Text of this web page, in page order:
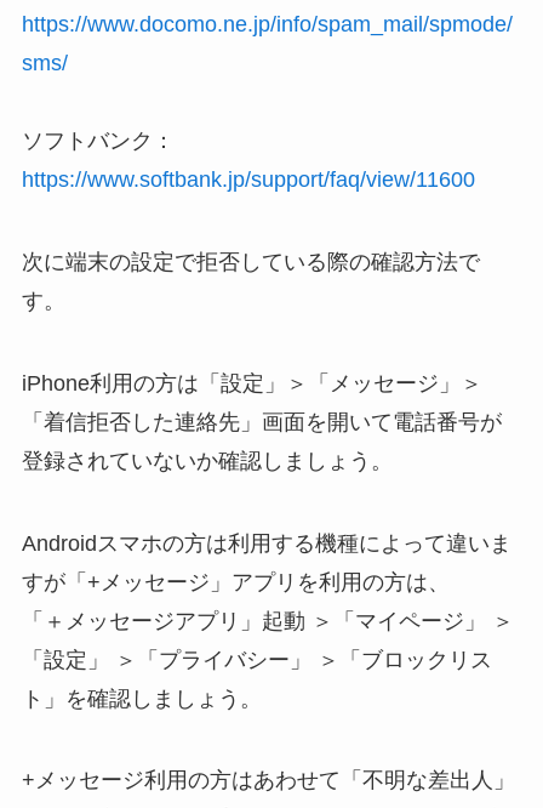
https://www.docomo.ne.jp/info/spam_mail/spmode/
sms/
ソフトバンク：
https://www.softbank.jp/support/faq/view/11600
次に端末の設定で拒否している際の確認方法で
す。
iPhone利用の方は「設定」＞「メッセージ」＞
「着信拒否した連絡先」画面を開いて電話番号が
登録されていないか確認しましょう。
Androidスマホの方は利用する機種によって違いま
すが「+メッセージ」アプリを利用の方は、
「＋メッセージアプリ」起動 ＞「マイページ」 ＞
「設定」 ＞「プライバシー」 ＞「ブロックリス
ト」を確認しましょう。
+メッセージ利用の方はあわせて「不明な差出人」